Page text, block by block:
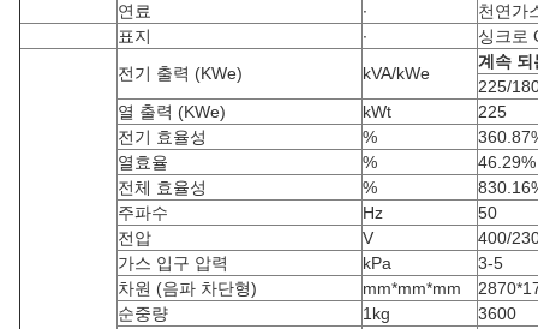
연료
∙
천연가
표지
∙ 싱크로
전기 출력 (KWe) kVA/kWe
계속 되
225/
열 출력 (KWe)
kWt
225
전기 효율성
%
열효율
%
46.29%
전체 효율성
%
주파수
Hz
50
전압
V
400/
가스 입구 압력
kPa
3-5
차원 (음파 차단형)
mm*mm*mm
순중량
1kg
3600